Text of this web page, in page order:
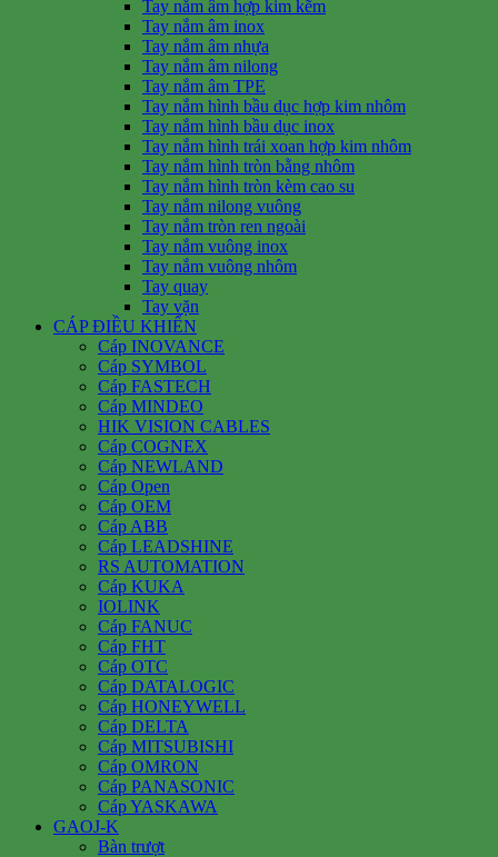
Tay nắm âm hợp kim kẽm
Tay nắm âm inox
Tay nắm âm nhựa
Tay nắm âm nilong
Tay nắm âm TPE
Tay nắm hình bầu dục hợp kim nhôm
Tay nắm hình bầu dục inox
Tay nắm hình trái xoan hợp kim nhôm
Tay nắm hình tròn bằng nhôm
Tay nắm hình tròn kèm cao su
Tay nắm nilong vuông
Tay nắm tròn ren ngoài
Tay nắm vuông inox
Tay nắm vuông nhôm
Tay quay
Tay vặn
CÁP ĐIỀU KHIỂN
Cáp INOVANCE
Cáp SYMBOL
Cáp FASTECH
Cáp MINDEO
HIK VISION CABLES
Cáp COGNEX
Cáp NEWLAND
Cáp Open
Cáp OEM
Cáp ABB
Cáp LEADSHINE
RS AUTOMATION
Cáp KUKA
IOLINK
Cáp FANUC
Cáp FHT
Cáp OTC
Cáp DATALOGIC
Cáp HONEYWELL
Cáp DELTA
Cáp MITSUBISHI
Cáp OMRON
Cáp PANASONIC
Cáp YASKAWA
GAOJ-K
Bàn trượt